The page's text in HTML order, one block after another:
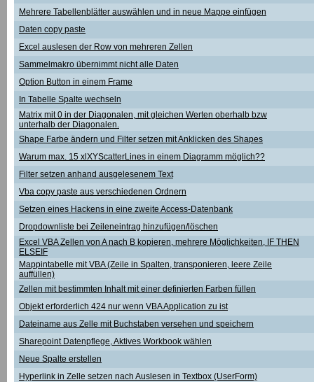
Mehrere Tabellenblätter auswählen und in neue Mappe einfügen
Daten copy paste
Excel auslesen der Row von mehreren Zellen
Sammelmakro übernimmt nicht alle Daten
Option Button in einem Frame
In Tabelle Spalte wechseln
Matrix mit 0 in der Diagonalen, mit gleichen Werten oberhalb bzw
unterhalb der Diagonalen.
Shape Farbe ändern und Filter setzen mit Anklicken des Shapes
Warum max. 15 xlXYScatterLines in einem Diagramm möglich??
Filter setzen anhand ausgelesenem Text
Vba copy paste aus verschiedenen Ordnern
Setzen eines Hackens in eine zweite Access-Datenbank
Dropdownliste bei Zeileneintrag hinzufügen/löschen
Excel VBA Zellen von A nach B kopieren, mehrere Möglichkeiten, IF THEN
ELSEIF
Mappintabelle mit VBA (Zeile in Spalten, transponieren, leere Zeile
auffüllen)
Zellen mit bestimmten Inhalt mit einer definierten Farben füllen
Objekt erforderlich 424 nur wenn VBA Application zu ist
Dateiname aus Zelle mit Buchstaben versehen und speichern
Sharepoint Datenpflege, Aktives Workbook wählen
Neue Spalte erstellen
Hyperlink in Zelle setzen nach Auslesen in Textbox (UserForm)